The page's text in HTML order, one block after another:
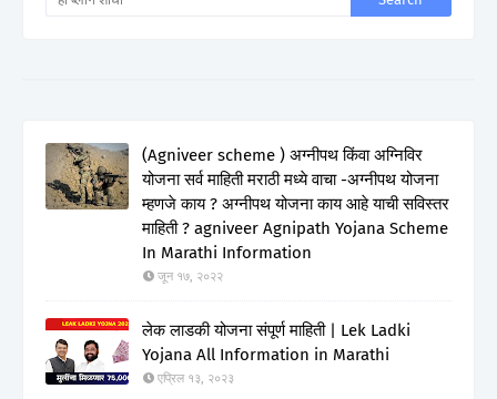
(Agniveer scheme ) अग्नीपथ किंवा अग्निविर
योजना सर्व माहिती मराठी मध्ये वाचा -अग्नीपथ योजना
म्हणजे काय ? अग्नीपथ योजना काय आहे याची सविस्तर
माहिती ? agniveer Agnipath Yojana Scheme
In Marathi Information
जून १७, २०२२
लेक लाडकी योजना संपूर्ण माहिती | Lek Ladki
Yojana All Information in Marathi
एप्रिल १३, २०२३